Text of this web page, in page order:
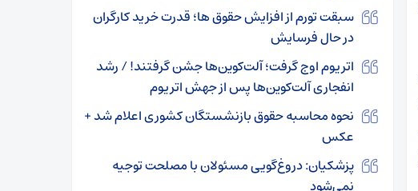
سبقت تورم از افزایش حقوق ها؛ قدرت خرید کارگران
در حال فرسایش
اتریوم اوج گرفت؛ آلت‌کوین‌ها جشن گرفتند! / رشد
انفجاری آلت‌کوین‌ها پس از جهش اتریوم
نحوه محاسبه حقوق بازنشستگان کشوری اعلام شد +
عکس
پزشکیان: دروغ‌گویی مسئولان با مصلحت توجیه
نمی‌شود